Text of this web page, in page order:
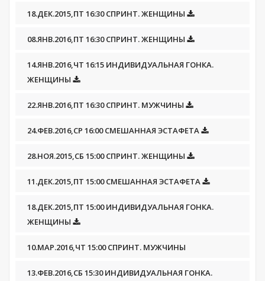
18.ДЕК.2015,ПТ 16:30 СПРИНТ. ЖЕНЩИНЫ
08.ЯНВ.2016,ПТ 16:30 СПРИНТ. ЖЕНЩИНЫ
14.ЯНВ.2016,ЧТ 16:15 ИНДИВИДУАЛЬНАЯ ГОНКА.
ЖЕНЩИНЫ
22.ЯНВ.2016,ПТ 16:30 СПРИНТ. МУЖЧИНЫ
24.ФЕВ.2016,СР 16:00 СМЕШАННАЯ ЭСТАФЕТА
28.НОЯ.2015,СБ 15:00 СПРИНТ. ЖЕНЩИНЫ
11.ДЕК.2015,ПТ 15:00 СМЕШАННАЯ ЭСТАФЕТА
18.ДЕК.2015,ПТ 15:00 ИНДИВИДУАЛЬНАЯ ГОНКА.
ЖЕНЩИНЫ
10.МАР.2016,ЧТ 15:00 СПРИНТ. МУЖЧИНЫ
13.ФЕВ.2016,СБ 15:30 ИНДИВИДУАЛЬНАЯ ГОНКА.